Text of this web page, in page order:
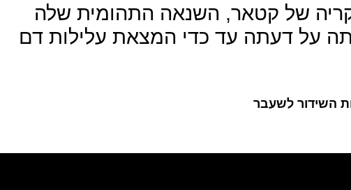
של קטאר, השנאה התהומית שלה
על דעתה עד כדי המצאת עלילות דם
השידור לשעבר